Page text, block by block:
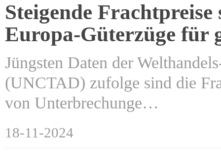
Steigende
Europa-Güterzüge für
Jüngsten Daten der
(UNCTAD) zufolge sind die
von Unterbrechunge…
18-11-2024